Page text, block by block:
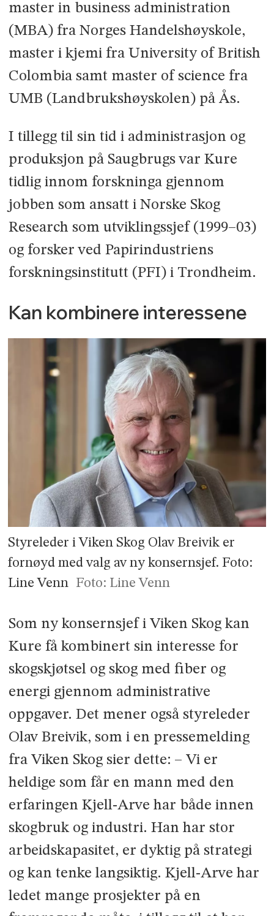
master in business administration
(MBA) fra Norges Handelshøyskole,
master i kjemi fra University of British
Colombia samt master of science fra
UMB (Landbrukshøyskolen) på Ås.
I tillegg til sin tid i administrasjon og
produksjon på Saugbrugs var Kure
tidlig innom forskninga gjennom
jobben som ansatt i Norske Skog
Research som utviklingssjef (1999–03)
og forsker ved Papirindustriens
forskningsinstitutt (PFI) i Trondheim.
Kan kombinere interessene
Styreleder i Viken Skog Olav Breivik er
fornøyd med valg av ny konsernsjef. Foto:
Line Venn Foto: Line Venn
Som ny konsernsjef i Viken Skog kan
Kure få kombinert sin interesse for
skogskjøtsel og skog med fiber og
energi gjennom administrative
oppgaver. Det mener også styreleder
Olav Breivik, som i en pressemelding
fra Viken Skog sier dette: – Vi er
heldige som får en mann med den
erfaringen Kjell-Arve har både innen
skogbruk og industri. Han har stor
arbeidskapasitet, er dyktig på strategi
og kan tenke langsiktig. Kjell-Arve har
ledet mange prosjekter på en